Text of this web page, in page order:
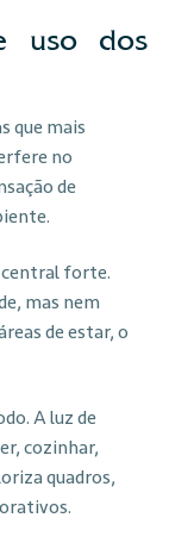
uso dos
que mais
no
de
central forte.
mas nem
de estar, o
A luz de
cozinhar,
quadros,